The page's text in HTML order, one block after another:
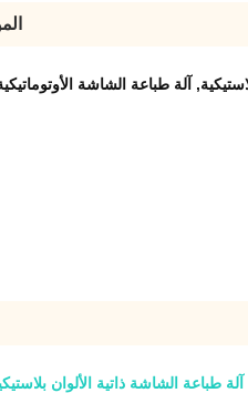
, آلة طباعة الشاشة
آلة طباعة الشاشة ذاتية الألوان